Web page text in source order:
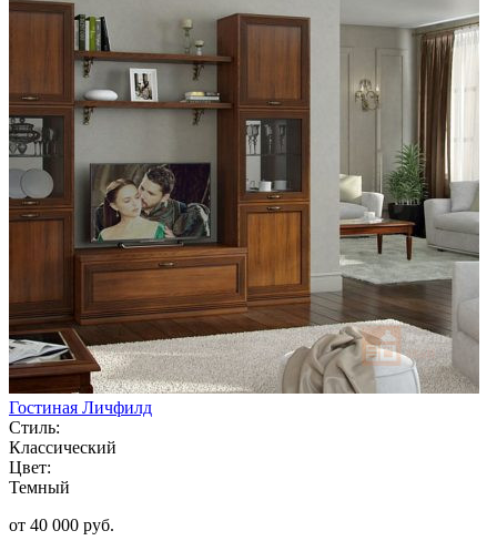
Гостиная Личфилд
Стиль:
Классический
Цвет:
Темный
от 40 000 руб.